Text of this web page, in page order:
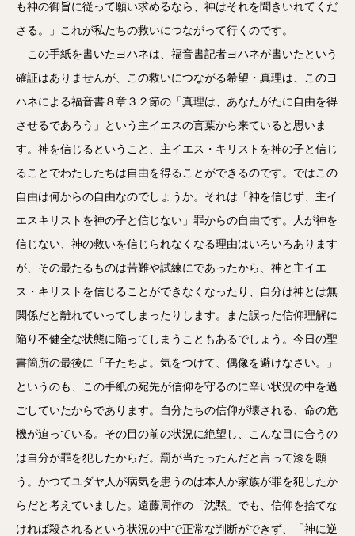
も神の御旨に従って願い求めるなら、神はそれを聞きいれてくだ
さる。」これが私たちの救いにつながって行くのです。
この手紙を書いたヨハネは、福音書記者ヨハネが書いたという
確証はありませんが、この救いにつながる希望・真理は、このヨ
ハネによる福音書８章３２節の「真理は、あなたがたに自由を得
させるであろう」という主イエスの言葉から来ていると思いま
す。神を信じるということ、主イエス・キリストを神の子と信じ
ることでわたしたちは自由を得ることができるのです。ではこの
自由は何からの自由なのでしょうか。それは「神を信じず、主イ
エスキリストを神の子と信じない」罪からの自由です。人が神を
信じない、神の救いを信じられなくなる理由はいろいろあります
が、その最たるものは苦難や試練にであったから、神と主イエ
ス・キリストを信じることができなくなったり、自分は神とは無
関係だと離れていってしまったりします。また誤った信仰理解に
陥り不健全な状態に陥ってしまうこともあるでしょう。今日の聖
書箇所の最後に「子たちよ。気をつけて、偶像を避けなさい。」
というのも、この手紙の宛先が信仰を守るのに辛い状況の中を過
ごしていたからであります。自分たちの信仰が壊される、命の危
機が迫っている。その目の前の状況に絶望し、こんな目に合うの
は自分が罪を犯したからだ。罰が当たったんだと言って漆を願
う。かつてユダヤ人が病気を患うのは本人か家族が罪を犯したか
らだと考えていました。遠藤周作の「沈黙」でも、信仰を捨てな
ければ殺されるという状況の中で正常な判断ができず、「神に逆